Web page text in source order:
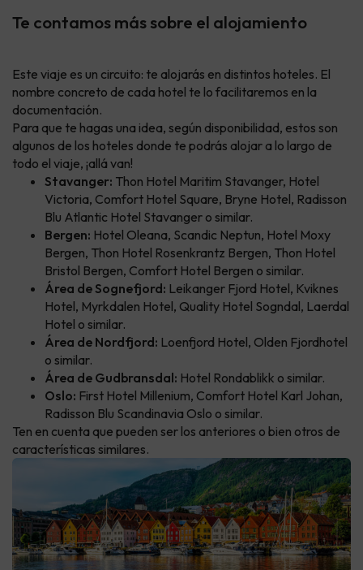
Te contamos más sobre el alojamiento
Este viaje es un circuito: te alojarás en distintos hoteles. El
nombre concreto de cada hotel te lo facilitaremos en la
documentación.
Para que te hagas una idea, según disponibilidad, estos son
algunos de los hoteles donde te podrás alojar a lo largo de
todo el viaje, ¡allá van!
Stavanger: Thon Hotel Maritim Stavanger, Hotel
Victoria, Comfort Hotel Square, Bryne Hotel, Radisson
Blu Atlantic Hotel Stavanger o similar.
Bergen: Hotel Oleana, Scandic Neptun, Hotel Moxy
Bergen, Thon Hotel Rosenkrantz Bergen, Thon Hotel
Bristol Bergen, Comfort Hotel Bergen o similar.
Área de Sognefjord: Leikanger Fjord Hotel, Kviknes
Hotel, Myrkdalen Hotel, Quality Hotel Sogndal, Laerdal
Hotel o similar.
Área de Nordfjord: Loenfjord Hotel, Olden Fjordhotel
o similar.
Área de Gudbransdal: Hotel Rondablikk o similar.
Oslo: First Hotel Millenium, Comfort Hotel Karl Johan,
Radisson Blu Scandinavia Oslo o similar.
Ten en cuenta que pueden ser los anteriores o bien otros de
características similares.